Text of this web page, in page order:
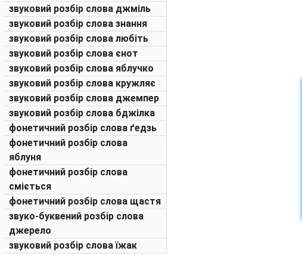
звуковий розбір слова джміль
звуковий розбір слова знання
звуковий розбір слова любіть
звуковий розбір слова єнот
звуковий розбір слова яблучко
звуковий розбір слова кружляє
звуковий розбір слова джемпер
звуковий розбір слова бджілка
фонетичний розбір слова ґедзь
фонетичний розбір слова
яблуня
фонетичний розбір слова
сміється
фонетичний розбір слова щастя
звуко-буквений розбір слова
джерело
звуковий розбір слова їжак